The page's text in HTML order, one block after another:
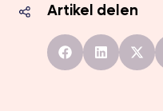
Artikel delen